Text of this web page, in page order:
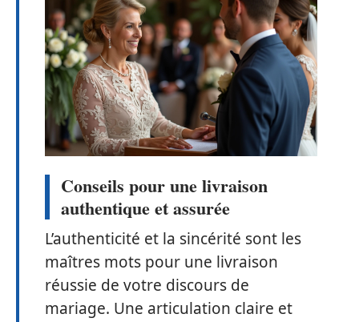
Conseils pour une livraison
authentique et assurée
L’authenticité et la sincérité sont les
maîtres mots pour une livraison
réussie de votre discours de
mariage. Une articulation claire et